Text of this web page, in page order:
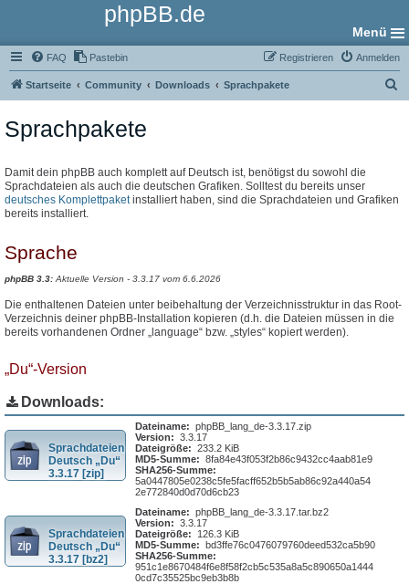
phpBB.de
Menü
FAQ Pastebin Anmelden
Registrieren
Startseite Community Downloads Sprachpakete
Sprachpakete
Damit dein phpBB auch komplett auf Deutsch ist, benötigst du sowohl die
Sprachdateien als auch die deutschen Grafiken. Solltest du bereits unser
deutsches Komplettpaketinstalliert haben, sind die Sprachdateien und Grafiken
bereits installiert.
Sprache
phpBB 3.3:Aktuelle Version - 3.3.17 vom 6.6.2026
Die enthaltenen Dateien unter beibehaltung der Verzeichnisstruktur in das Root-
Verzeichnis deiner phpBB-Installation kopieren (d.h. die Dateien müssen in die
bereits vorhandenen Ordner „language“ bzw. „styles“ kopiert werden).
„Du“-Version
Downloads:
Sprachdateien
Deutsch „Du“
3.3.17 [zip]
Dateiname: phpBB_lang_de-3.3.17.zip
Version: 3.3.17
Dateigröße: 233.2 KiB
MD5-Summe: 8fa84e43f053f2b86c9432cc4aab81e9
SHA256-Summe:
5a0447805e0238c5fe5facff652b5b5ab86c92a440a54
2e772840d0d70d6cb23
Sprachdateien
Deutsch „Du“
3.3.17 [bz2]
Dateiname: phpBB_lang_de-3.3.17.tar.bz2
Version: 3.3.17
Dateigröße:
126.3 KiB
MD5-Summe: bd3ffe76c0476079760deed532ca5b90
SHA256-Summe:
951c1e8670484f6e8f58f2cb5c535a8a5c890650a1444
0cd7c35525bc9eb3b8b